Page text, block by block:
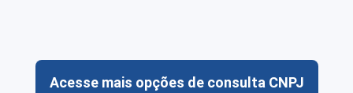
Acesse mais opções de consulta CNPJ